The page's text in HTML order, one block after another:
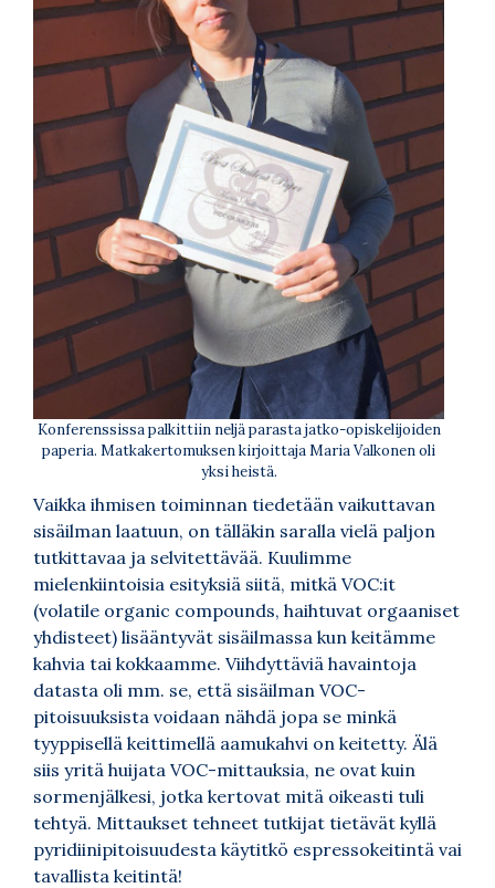
Konferenssissa palkittiin neljä parasta jatko-opiskelijoiden
paperia. Matkakertomuksen kirjoittaja Maria Valkonen oli
yksi heistä.
Vaikka ihmisen toiminnan tiedetään vaikuttavan
sisäilman laatuun, on tälläkin saralla vielä paljon
tutkittavaa ja selvitettävää. Kuulimme
mielenkiintoisia esityksiä siitä, mitkä VOC:it
(volatile organic compounds, haihtuvat orgaaniset
yhdisteet) lisääntyvät sisäilmassa kun keitämme
kahvia tai kokkaamme. Viihdyttäviä havaintoja
datasta oli mm. se, että sisäilman VOC-
pitoisuuksista voidaan nähdä jopa se minkä
tyyppisellä keittimellä aamukahvi on keitetty. Älä
siis yritä huijata VOC-mittauksia, ne ovat kuin
sormenjälkesi, jotka kertovat mitä oikeasti tuli
tehtyä. Mittaukset tehneet tutkijat tietävät kyllä
pyridiinipitoisuudesta käytitkö espressokeitintä vai
tavallista keitintä!